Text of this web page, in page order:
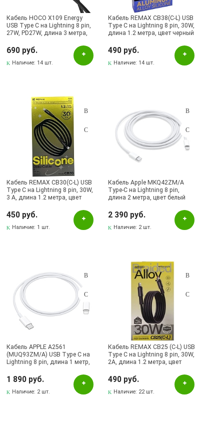
Qayan
Remax
Yesido
Pаспределительный центр
Альметьевск, ул.Ленина, 132, ТЦ ЛЕНТА
Бавлы, ул.Пионерская, 11
Бугульма, ул.Ленина, 145, ТЦ ЭССЕН
Бугульма, ул.Ленина, 2Б, ТД ТЕХНОПОЛИС
Бугульма, ул.М.Джалиля, 7, ЦУМ
Бугульма, ул.Советская, 82
Бугульма, ул.Тукая, 70
Лениногорск, ул.Вахитова, 5, (АВТОВОКЗАЛ)
Октябрьский, пр-кт Ленина, 59/1 (ВЕРБА)
Октябрьский, ул.Островского, 6А / Б113, ТЦ АСТРУМ
СКЛАД Бугульма, ул.Гафиатуллина, 45
Скуд.Видео
Кабель HOCO X109 Energy
USB Type C на Lightning 8 pin,
27W, PD27W, длина 3 метра,
690 руб.
Наличие: 14 шт.
Кабель REMAX CB38(C-L) USB
Type C на Lightning 8 pin, 30W,
длина 1.2 метра, цвет черный
490 руб.
Наличие: 14 шт.
Кабель REMAX CB30(C-L) USB
Type C на Lightning 8 pin, 30W,
3 A, длина 1.2 метра, цвет
450 руб.
Наличие: 1 шт.
Кабель Apple MKQ42ZM/A
Type-C на Lightning 8 pin,
длина 2 метра, цвет белый
2 390 руб.
Наличие: 2 шт.
Кабель APPLE A2561
(MUQ93ZM/A) USB Type C на
Lightning 8 pin, длина 1 метр,
1 890 руб.
Наличие: 2 шт.
Кабель REMAX CB25 (C-L) USB
Type C на Lightning 8 pin, 30W,
2A, длина 1.2 метра, цвет
490 руб.
Наличие: 22 шт.